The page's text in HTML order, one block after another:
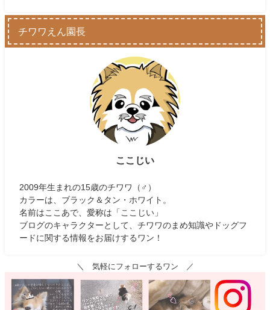
チワワえん園長
ここじい
2009年生まれの15歳のチワワ（♂）
カラーは、ブラック＆タン・ホワイト。
名前はここあで、愛称は「ここじい」
ブログのキャラクターとして、チワワのまめ知識やドッグフ
ードに関する情報をお届けするワン！
＼ 気軽にフォローするワン ／